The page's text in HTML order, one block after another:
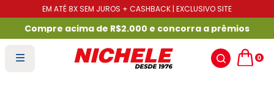
EM ATÉ 8X SEM JUROS + CASHBACK | EXCLUSIVO SITE
Compre acima de R$2.000 e concorra a prêmios
0